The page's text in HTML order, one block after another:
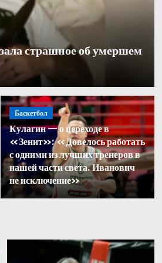
на хейт
2026
страшное об умершем
Баскетбол
Кулагин — о переходе в
«Зенит»: «Довелось работать
с одними из лучших тренеров в
нашей части света. Иванович
не исключение»